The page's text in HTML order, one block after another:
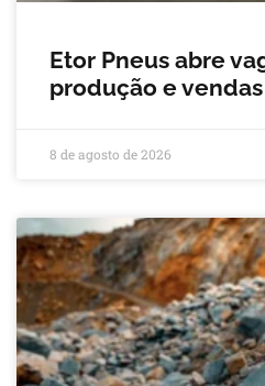
Etor Pneus abre
produção e
8 de agosto de 2026